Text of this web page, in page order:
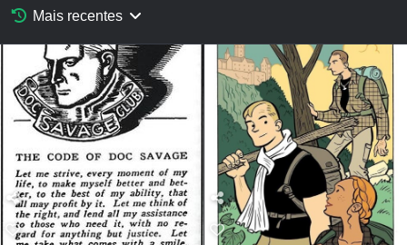
Mais recentes